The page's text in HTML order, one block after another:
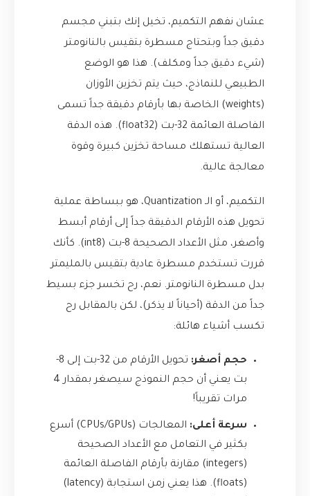
عشان نفهم التكميم، تخيل إنك بتبني مجسم
دقيق جداً وبتحتاج مسطرة بتقيس بالنانومتر
(شيء دقيق جداً ومكلف). هذا هو الوضع
الطبيعي للنماذج، حيث يتم تخزين الأوزان
(weights) الخاصة بها بأرقام دقيقة جداً تسمى
الفاصلة العائمة 32-بت (float32). هذه الدقة
العالية تستهلك مساحة تخزين كبيرة وقوة
معالجة عالية.
التكميم، أو الـ Quantization، هو ببساطة عملية
تحويل هذه الأرقام الدقيقة جداً إلى أرقام أبسط
وأصغر، مثل الأعداد الصحيحة 8-بت (int8). كأنك
قررت تستخدم مسطرة عادية بتقيس بالمليمتر
بدل مسطرة النانومتر. نعم، رح تخسر جزء بسيط
جداً من الدقة (أحياناً لا يذكر)، لكن بالمقابل رح
تكسب أشياء هائلة:
حجم أصغر:
تحويل الأرقام من 32-بت إلى 8-
بت يعني أن حجم النموذج سيصغر بمقدار 4
مرات تقريباً!
سرعة أعلى:
المعالجات (CPUs/GPUs) أسرع
بكثير في التعامل مع الأعداد الصحيحة
(integers) مقارنة بأرقام الفاصلة العائمة
(floats). هذا يعني زمن استجابة (latency)